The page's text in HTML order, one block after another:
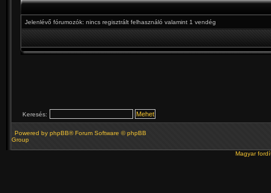
Jelenlévő fórumozók: nincs regisztrált felhasználó valamint 1 vendég
Keresés:
Powered by phpBB® Forum Software © phpBB
Group
Magyar